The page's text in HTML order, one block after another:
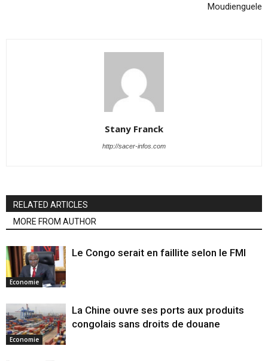
Moudienguele
Stany Franck
http://sacer-infos.com
RELATED ARTICLES
MORE FROM AUTHOR
Economie
Le Congo serait en faillite selon le FMI
Economie
La Chine ouvre ses ports aux produits
congolais sans droits de douane